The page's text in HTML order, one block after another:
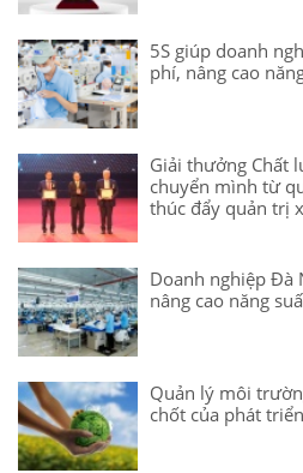
5S giúp doanh
phí, nâng cao
Giải thưởng Chất
chuyển mình từ
thúc đẩy quản trị
Doanh nghiệp Đà
nâng cao năng
Quản lý môi
chốt của phát